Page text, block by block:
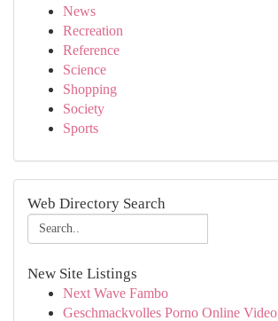
News
Recreation
Reference
Science
Shopping
Society
Sports
Web Directory Search
New Site Listings
Next Wave Fambo
Geschmackvolles Porno Online